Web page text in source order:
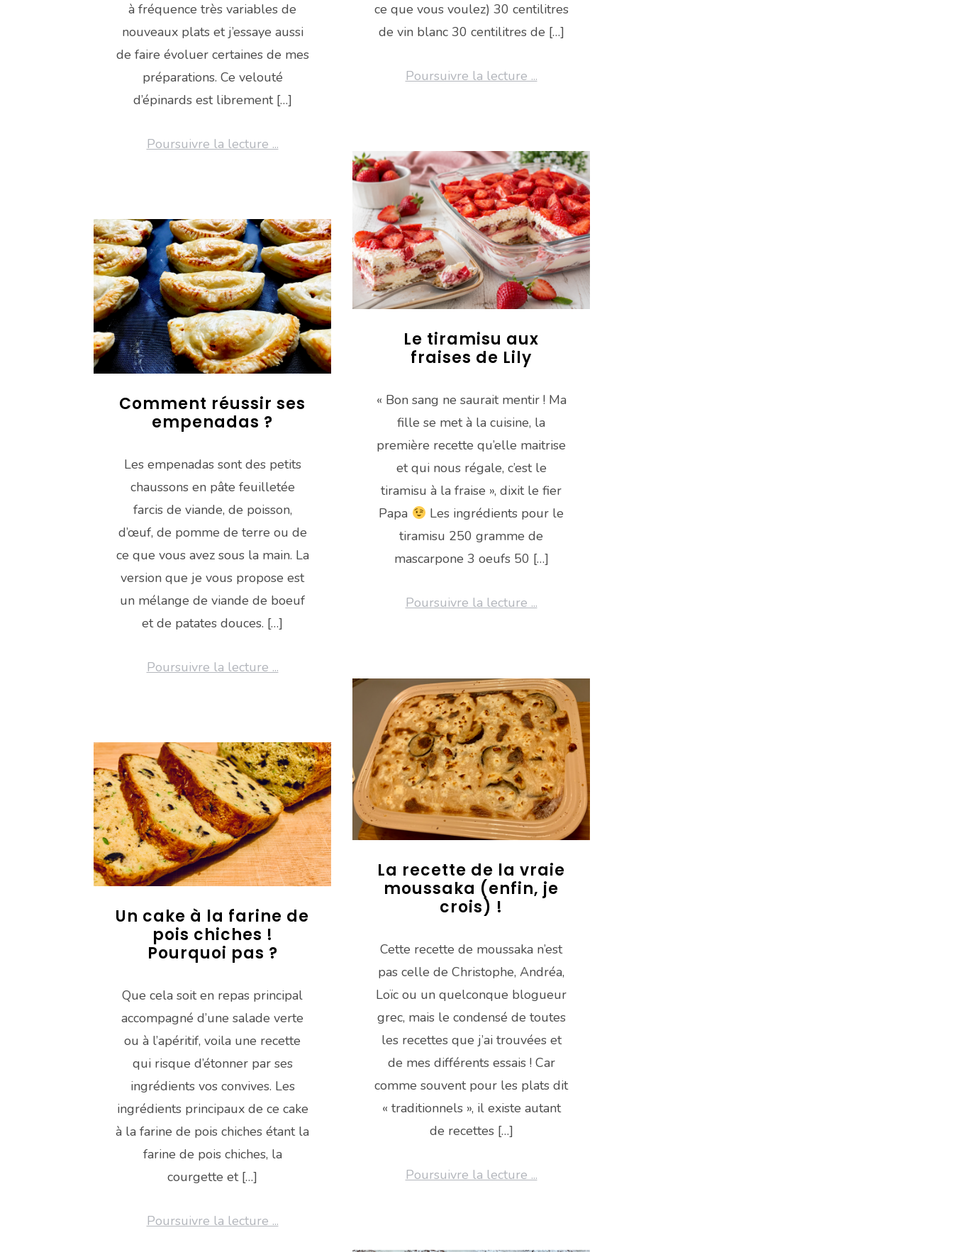
ce que vous voulez) 30 centilitres
de vin blanc 30 centilitres de […]
Poursuivre la lecture ...
à fréquence très variables de
nouveaux plats et j’essaye aussi
de faire évoluer certaines de mes
préparations. Ce velouté
d’épinards est librement […]
Poursuivre la lecture ...
Le tiramisu aux
fraises de Lily
« Bon sang ne saurait mentir ! Ma
fille se met à la cuisine, la
première recette qu’elle maitrise
et qui nous régale, c’est le
tiramisu à la fraise », dixit le fier
Papa
Les ingrédients pour le
tiramisu 250 gramme de
mascarpone 3 oeufs 50 […]
Poursuivre la lecture ...
Comment réussir ses
empenadas ?
Les empenadas sont des petits
chaussons en pâte feuilletée
farcis de viande, de poisson,
d’œuf, de pomme de terre ou de
ce que vous avez sous la main. La
version que je vous propose est
un mélange de viande de boeuf
et de patates douces. […]
Poursuivre la lecture ...
La recette de la vraie
moussaka (enfin, je
crois) !
Cette recette de moussaka n’est
pas celle de Christophe, Andréa,
Loïc ou un quelconque blogueur
grec, mais le condensé de toutes
les recettes que j’ai trouvées et
de mes différents essais ! Car
comme souvent pour les plats dit
« traditionnels », il existe autant
de recettes […]
Poursuivre la lecture ...
Un cake à la farine de
pois chiches !
Pourquoi pas ?
Que cela soit en repas principal
accompagné d’une salade verte
ou à l’apéritif, voila une recette
qui risque d’étonner par ses
ingrédients vos convives. Les
ingrédients principaux de ce cake
à la farine de pois chiches étant la
farine de pois chiches, la
courgette et […]
Poursuivre la lecture ...